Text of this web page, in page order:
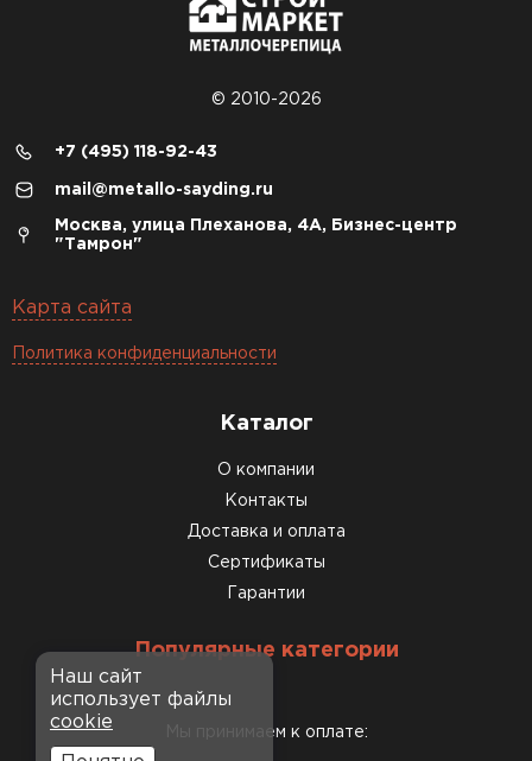
© 2010-2026
+7 (495) 118-92-43
mail@metallo-sayding.ru
Москва, улица Плеханова, 4А, Бизнес-центр
"Тамрон"
Карта сайта
Политика конфиденциальности
Каталог
О компании
Контакты
Доставка и оплата
Сертификаты
Гарантии
Популярные категории
Мы принимаем к оплате:
Наш сайт
использует файлы
cookie